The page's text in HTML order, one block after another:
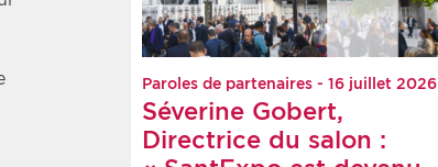
Paroles de partenaires - 16 juillet 2026
Séverine Gobert,
Directrice du salon :